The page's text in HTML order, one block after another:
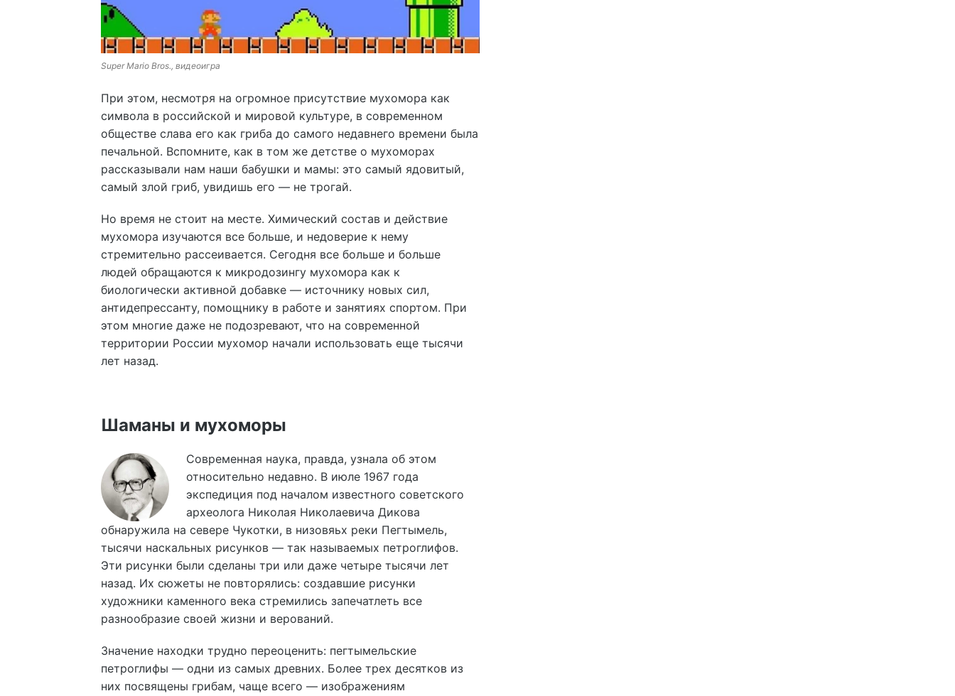
Super Mario Bros., видеоигра
При этом, несмотря на огромное присутствие мухомора как
символа в российской и мировой культуре, в современном
обществе слава его как гриба до самого недавнего времени была
печальной. Вспомните, как в том же детстве о мухоморах
рассказывали нам наши бабушки и мамы: это самый ядовитый,
самый злой гриб, увидишь его — не трогай.
Но время не стоит на месте. Химический состав и действие
мухомора изучаются все больше, и недоверие к нему
стремительно рассеивается. Сегодня все больше и больше
людей обращаются к микродозингу мухомора как к
биологически активной добавке — источнику новых сил,
антидепрессанту, помощнику в работе и занятиях спортом. При
этом многие даже не подозревают, что на современной
территории России мухомор начали использовать еще тысячи
лет назад.
Шаманы и мухоморы
Современная наука, правда, узнала об этом
относительно недавно. В июле 1967 года
экспедиция под началом известного советского
археолога Николая Николаевича Дикова
обнаружила на севере Чукотки, в низовяьх реки Пегтымель,
тысячи наскальных рисунков — так называемых петроглифов.
Эти рисунки были сделаны три или даже четыре тысячи лет
назад. Их сюжеты не повторялись: создавшие рисунки
художники каменного века стремились запечатлеть все
разнообразие своей жизни и верований.
Значение находки трудно переоценить: пегтымельские
петроглифы — одни из самых древних. Более трех десятков из
них посвящены грибам, чаще всего — изображениям